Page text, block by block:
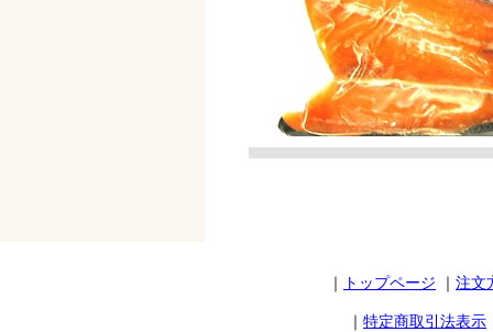
｜ トップページ ｜ 注文
｜ 特定商取引法表示